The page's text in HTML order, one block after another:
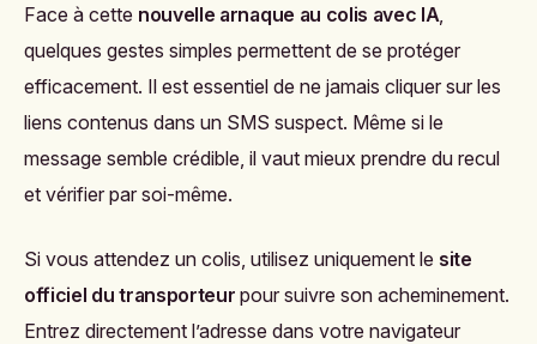
Face à cette nouvelle arnaque au colis avec IA
quelques gestes simples permettent de se protéger
efficacement. Il est essentiel de ne jamais cliquer sur les
liens contenus dans un SMS suspect. Même si le
message semble crédible, il vaut mieux prendre du recul
et vérifier par soi-même.
Si vous attendez un colis, utilisez uniquement le site
officiel du transporteur pour suivre son acheminement.
Entrez directement l’adresse dans votre navigateur